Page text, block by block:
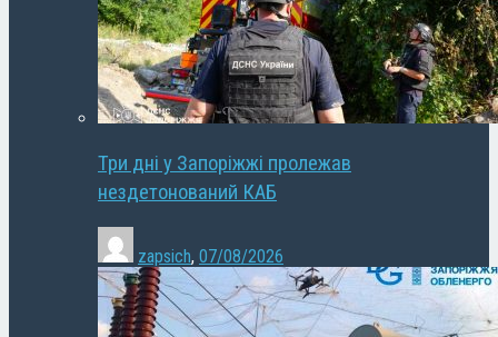
Три дні у Запоріжжі пролежав
нездетонований КАБ
zapsich, 07/08/2026